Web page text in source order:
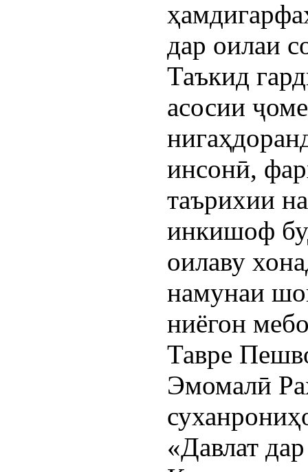
дар оилаи
Таъкид
асосии
инсонӣ,
таърихии
инкишоф
оилаву
намунаи
ниёгон
Тавре
Эмомалӣ
«Давлат